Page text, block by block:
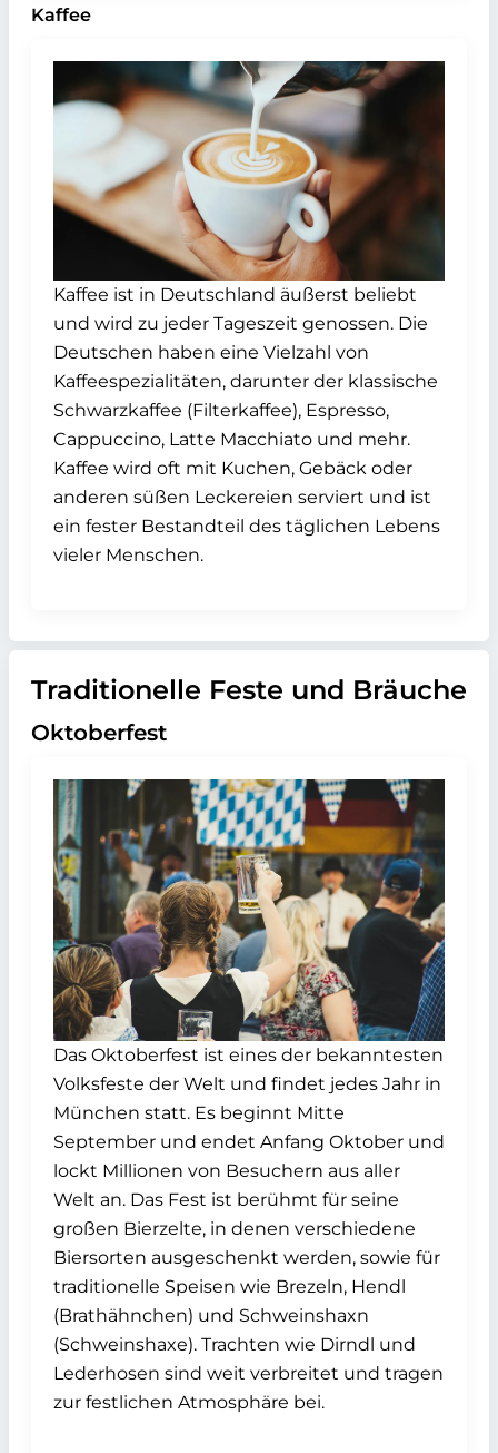
Kaffee
Kaffee ist in Deutschland äußerst beliebt
und wird zu jeder Tageszeit genossen. Die
Deutschen haben eine Vielzahl von
Kaffeespezialitäten, darunter der klassische
Schwarzkaffee (Filterkaffee), Espresso,
Cappuccino, Latte Macchiato und mehr.
Kaffee wird oft mit Kuchen, Gebäck oder
anderen süßen Leckereien serviert und ist
ein fester Bestandteil des täglichen Lebens
vieler Menschen.
Traditionelle Feste und Bräuche
Oktoberfest
Das Oktoberfest ist eines der bekanntesten
Volksfeste der Welt und findet jedes Jahr in
München statt. Es beginnt Mitte
September und endet Anfang Oktober und
lockt Millionen von Besuchern aus aller
Welt an. Das Fest ist berühmt für seine
großen Bierzelte, in denen verschiedene
Biersorten ausgeschenkt werden, sowie für
traditionelle Speisen wie Brezeln, Hendl
(Brathähnchen) und Schweinshaxn
(Schweinshaxe). Trachten wie Dirndl und
Lederhosen sind weit verbreitet und tragen
zur festlichen Atmosphäre bei.